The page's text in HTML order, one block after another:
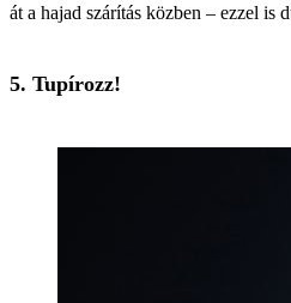
át a hajad szárítás közben – ezzel is
5. Tupírozz!